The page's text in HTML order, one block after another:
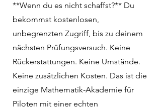
**Wenn du es nicht schaffst?** Du
bekommst kostenlosen,
unbegrenzten Zugriff, bis zu deinem
nächsten Prüfungsversuch. Keine
Rückerstattungen. Keine Umstände.
Keine zusätzlichen Kosten. Das ist die
einzige Mathematik-Akademie für
Piloten mit einer echten